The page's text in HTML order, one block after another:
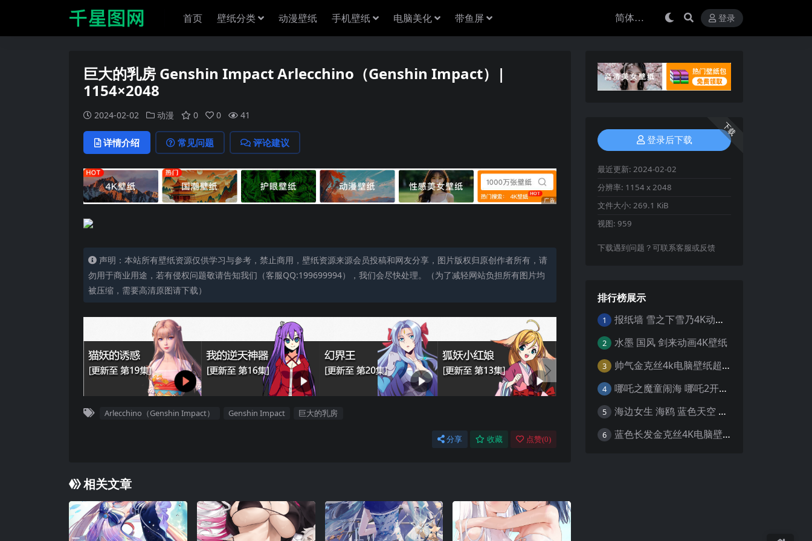
首页 壁纸分类 动漫壁纸 手机壁纸 电脑美化 带鱼屏 登录
巨大的乳房 Genshin Impact Arlecchino（Genshin Impact）|
1154×2048
2024-02-02 动漫 0 0 41
详情介绍 常见问题 评论建议
声明：本站所有壁纸资源仅供学习与参考，禁止商用，壁纸资源来源会员投稿和网友分享，图片版权归原创作者所有，请
勿用于商业用途，若有侵权问题敬请告知我们（客服QQ:199699994），我们会尽快处理。（为了减轻网站负担所有图片均
被压缩，需要高清原图请下载）
Arlecchino（Genshin Impact） Genshin Impact 巨大的乳房
分享 收藏 点赞(0)
相关文章
下载
登录后下载
最近更新: 2024-02-02
分辨率: 1154 x 2048
文件大小: 269.1 KiB
视图: 959
下载遇到问题？可联系客服或反馈
排行榜展示
1 报纸墙 雪之下雪乃4K动漫壁纸
2 水墨 国风 剑来动画4K壁纸
3 帅气金克丝4k电脑壁纸超清
4 哪吒之魔童闹海 哪吒2开场4K壁纸
5 海边女生 海鸥 蓝色天空 4K壁纸
6 蓝色长发金克丝4K电脑壁纸